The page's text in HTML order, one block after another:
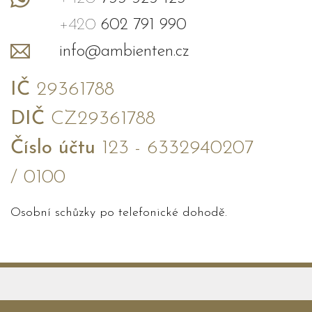
+420 602 791 990
info@ambienten.cz
IČ 29361788
DIČ CZ29361788
Číslo účtu 123 - 6332940207
/ 0100
Osobní schůzky po telefonické dohodě.